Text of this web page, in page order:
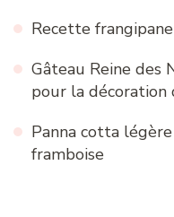
Recette
Gâteau Reine des
pour la décoration
Panna cotta
framboise